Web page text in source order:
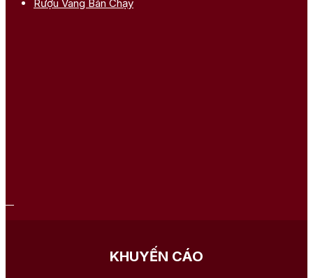
Rượu Vang Bán Chạy
KHUYẾN CÁO